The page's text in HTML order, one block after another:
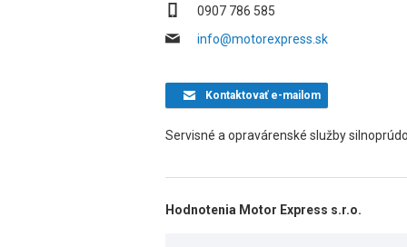
0907 786 585
info@motorexpress.sk
Kontaktovaťe-mailom
Servisné a opravárenské služby
Hodnotenia Motor Express s.r.o.